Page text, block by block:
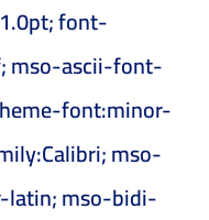
font-
mso-ascii-font-
font:minor-
mso-
mso-bidi-